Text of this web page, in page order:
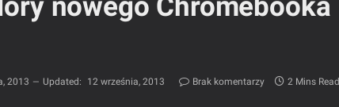
nowego Chromebooka
2013 Updated: 12 września, 2013 Brak komentarzy 2 Mins Read